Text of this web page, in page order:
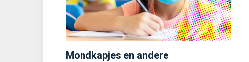
Mondkapjes en andere